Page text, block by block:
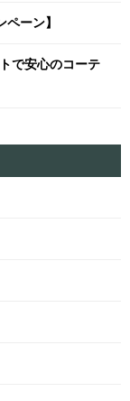
ーン】
で安心のコーテ